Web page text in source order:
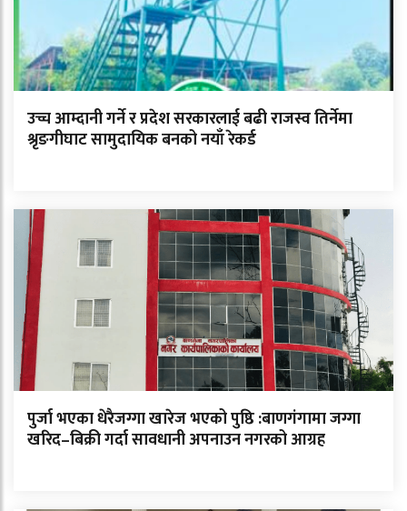
उच्च आम्दानी गर्ने र प्रदेश सरकारलाई बढी राजस्व तिर्नेमा
श्रृङगीघाट सामुदायिक बनको नयाँ रेकर्ड
पुर्जा भएका धेरैजग्गा खारेज भएको पुष्ठि :बाणगंगामा जग्गा
खरिद–बिक्री गर्दा सावधानी अपनाउन नगरको आग्रह